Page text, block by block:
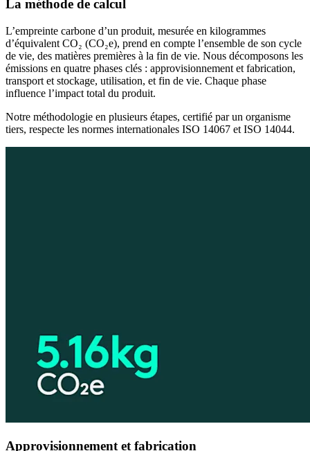
La méthode de calcul
L’empreinte carbone d’un produit, mesurée en kilogrammes
d’équivalent CO₂ (CO₂e), prend en compte l’ensemble de son cycle
de vie, des matières premières à la fin de vie. Nous décomposons les
émissions en quatre phases clés : approvisionnement et fabrication,
transport et stockage, utilisation, et fin de vie. Chaque phase
influence l’impact total du produit.
Notre méthodologie en plusieurs étapes, certifié par un organisme
tiers, respecte les normes internationales ISO 14067 et ISO 14044.
Approvisionnement et fabrication